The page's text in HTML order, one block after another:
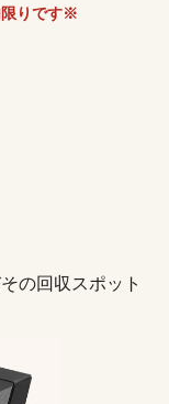
りです※
の回収スポット